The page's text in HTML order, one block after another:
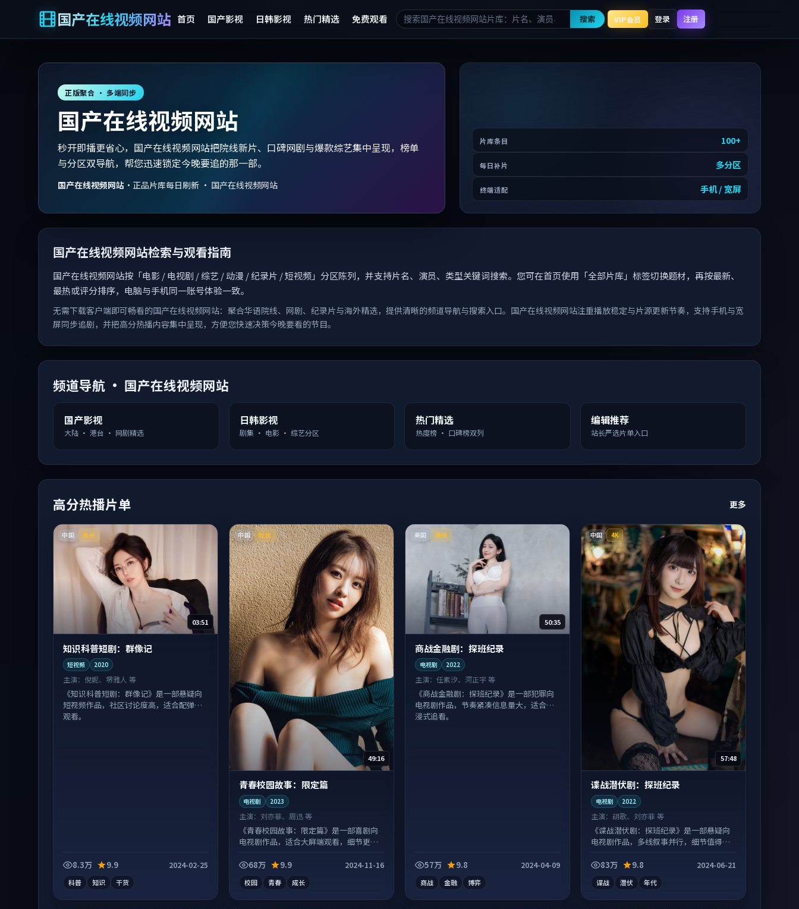
国产在线视频网站 首页 国产影视 日韩影视 热门精选 免费观看 搜索 VIP会员 登录 注册
正版聚合 · 多端同步
国产在线视频网站
秒开即播更省心，国产在线视频网站把院线新片、口碑网剧与爆款综艺集中呈现，榜单
与分区双导航，帮您迅速锁定今晚要追的那一部。
国产在线视频网站 · 正品片库每日刷新 · 国产在线视频网站
片库条目 100+
每日补片 多分区
终端适配 手机 / 宽屏
国产在线视频网站检索与观看指南
国产在线视频网站按「电影 / 电视剧 / 综艺 / 动漫 / 纪录片 / 短视频」分区陈列，并支持片名、演员、类型关键词搜索。您可在首页使用「全部片库」标签切换题材，再按最新、
最热或评分排序，电脑与手机同一账号体验一致。
无需下载客户端即可畅看的国产在线视频网站：聚合华语院线、网剧、纪录片与海外精选，提供清晰的频道导航与搜索入口。国产在线视频网站注重播放稳定与片源更新节奏，支持手机与宽
屏同步追剧，并把高分热播内容集中呈现，方便您快速决策今晚要看的节目。
频道导航 · 国产在线视频网站
国产影视
大陆 · 港台 · 网剧精选
日韩影视
剧集 · 电影 · 综艺分区
热门精选
热度榜 · 口碑榜双列
编辑推荐
站长严选片单入口
高分热播片单 更多
中国 高分
03:51
知识科普短剧：群像记
短视频 2020
主演： 倪妮、堺雅人 等
《知识科普短剧：群像记》是一部悬疑向
短视频作品，社区讨论度高，适合配弹幕
观看。
8.3万 9.9 2024-02-25
科普 知识 干货
中国 杜比
49:16
青春校园故事：限定篇
电视剧 2023
主演： 刘亦菲、周迅 等
《青春校园故事：限定篇》是一部喜剧向
电视剧作品，适合大屏端观看，细节更丰
68万
9.9 2024-11-16
校园 青春 成长
美国 院线
50:35
商战金融剧：探班纪录
电视剧 2022
主演：任素汐、河正宇 等
《商战金融剧：探班纪录》是一部犯罪向
电视剧作品，节奏紧凑信息量大，适合沉
浸式追看。
57万 9.8 2024-04-09
商战 金融 博弈
中国 4K
57:48
谍战潜伏剧：探班纪录
电视剧 2022
主演： 胡歌、刘亦菲 等
《谍战潜伏剧：探班纪录》是一部悬疑向
电视剧作品，多线叙事并行，细节值得二
83万
9.8 2024-06-21
谍战 潜伏 年代